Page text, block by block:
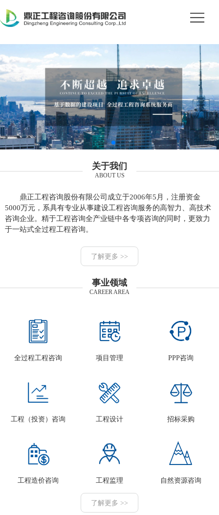
关于我们
ABOUT US
鼎正工程咨询股份有限公司成立于2006年5月，注册资金
5000万元，系具有专业从事建设工程咨询服务的高智力、高技术
咨询企业。精于工程咨询全产业链中各专项咨询的同时，更致力
于一站式全过程工程咨询。
了解更多 >>
事业领域
CAREER AREA
全过程工程咨询 项目管理 PPP咨询
工程（投资）咨询 工程设计 招标采购
工程造价咨询 工程监理 自然资源咨询
了解更多 >>